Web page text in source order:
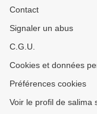
Contact
Signaler un abus
C.G.U.
Cookies et données
Préférences cookies
Voir le profil de salima